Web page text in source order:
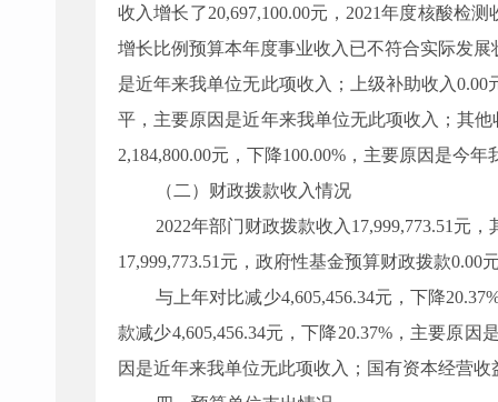
收入增长了20,697,100.00元，2021年度核酸检
增长比例预算本年度事业收入已不符合实际发
是近年来我单位无此项收入；上级补助收入
平，主要原因是近年来我单位无此项收入；其
2,184,800.00元，下降100.00%，主要原因是今
（二）财政拨款收入情况
2022年部门财政拨款收入17,999,773.51元
17,999,773.51元，政府性基金预算财政拨款
与上年对比减少4,605,456.34元，下降
款减少4,605,456.34元，下降20.37%，主要原
因是近年来我单位无此项收入；国有资本经营